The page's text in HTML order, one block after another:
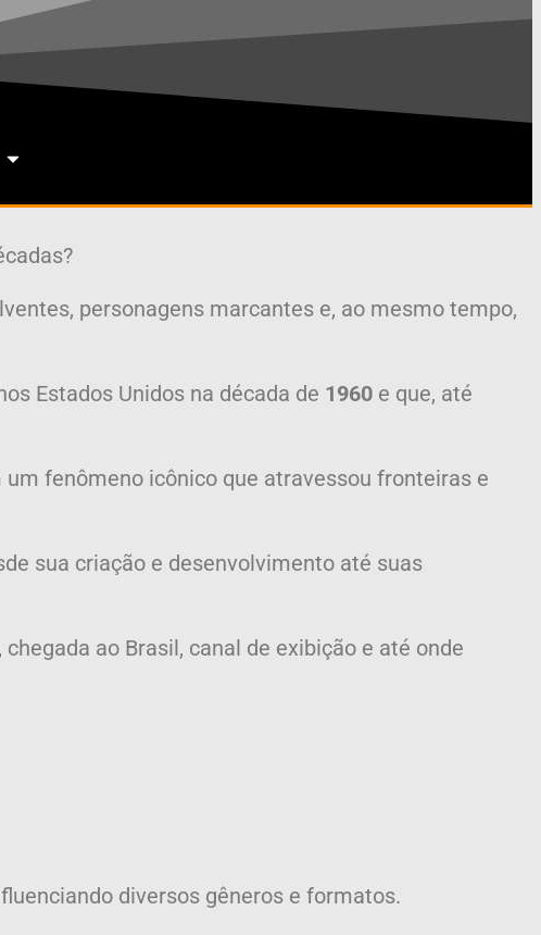
personagens marcantes e, ao mesmo tempo,
Estados Unidos na década de 1960 e que, até
fenômeno icônico que atravessou fronteiras e
sua criação e desenvolvimento até suas
ao Brasil, canal de exibição e até onde
diversos gêneros e formatos.